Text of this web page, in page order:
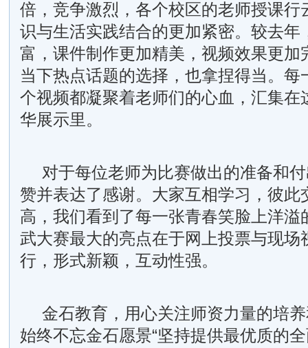
倍，竞争激烈，各个校区的老师授课行
识与生活实践结合的更加紧密。较去年
富，课件制作更加精美，视频效果更加
当下热点话题的选择，也拿捏得当。每
个视频都凝聚着老师们的心血，汇集在
华展示里。
对于每位老师为比赛做出的准备和
赞并表达了感谢。大家互相学习，彼此
高，我们看到了每一张青春笑脸上洋溢
武大赛最大的亮点在于网上投票与现场
行，形式新颖，互动性强。
金石教育，用心关注师资力量的培
始终不忘金石愿景“坚持提供最优质的